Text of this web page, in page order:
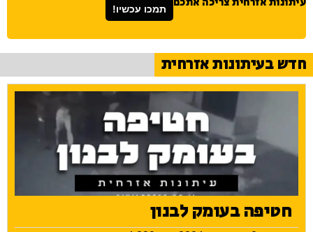
תמכו עכשיו!
חדש בעיתונות אזרחית
חטיפה בעומק לבנון